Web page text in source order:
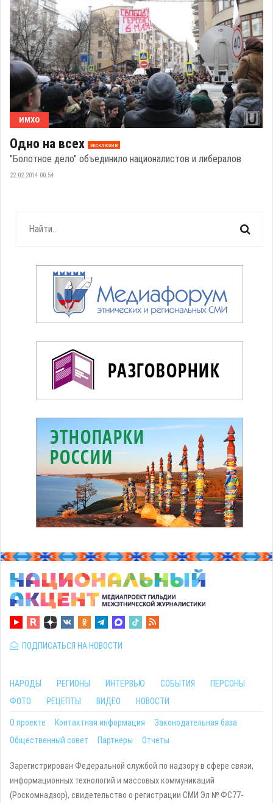
ИМХО
Одно на всех эксклюзив
"Болотное дело" объединило националистов и либералов
22.02.2014 00:54
ПОДПИСАТЬСЯ НА НОВОСТИ
НАРОДЫ РЕГИОНЫ ИНТЕРВЬЮ СОБЫТИЯ
ПЕРСОНЫ
ФОТО
РЕЦЕПТЫ ВИДЕО НОВОСТИ
О проекте Контактная информация
Законодательная база
Общественный совет
Партнеры Отчеты
Зарегистрирован Федеральной службой по надзору в сфере связи,
информационных технологий и массовых коммуникаций
(Роскомнадзор), свидетельство о регистрации СМИ Эл № ФС77-